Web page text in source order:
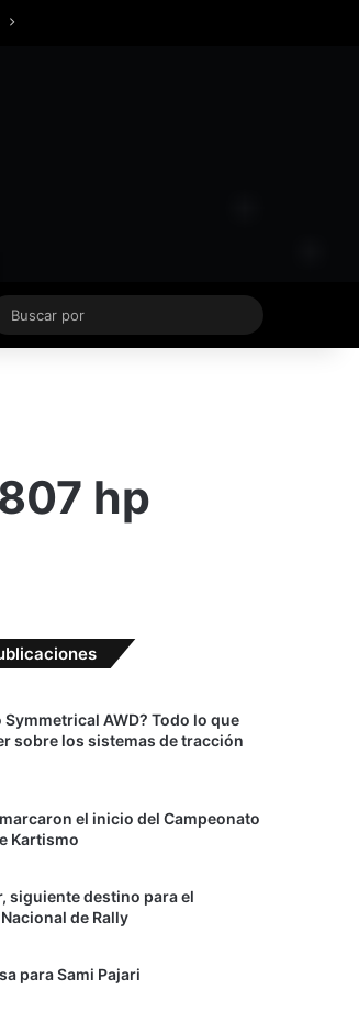
Buscar
por
hp
Symmetrical AWD? Todo lo que
sobre los sistemas de tracción
el inicio del Campeonato
Kartismo
siguiente destino para el
de Rally
para Sami Pajari